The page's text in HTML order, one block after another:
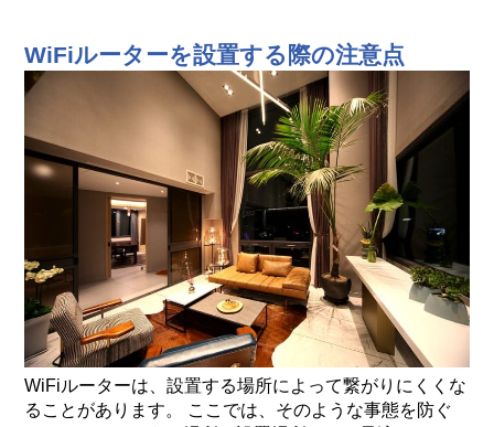
WiFiルーターを設置する際の注意点
WiFiルーターは、設置する場所によって繋がりにくくな
ることがあります。 ここでは、そのような事態を防ぐ